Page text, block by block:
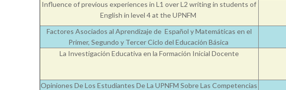
Influence of previous experiences in L1 over L2 writing in students of
English in level 4 at the UPNFM
Factores Asociados al Aprendizaje de Español y Matemáticas en el
Primer, Segundo y Tercer Ciclo del Educación Básica
La Investigación Educativa en la Formación Inicial Docente
Opiniones De Los Estudiantes De La UPNFM Sobre Las Competencias